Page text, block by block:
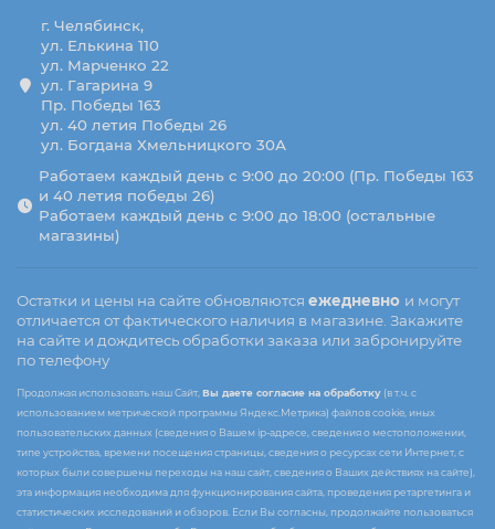
г. Челябинск,
ул. Елькина 110
ул. Марченко 22
ул. Гагарина 9
Пр. Победы 163
ул. 40 летия Победы 26
ул. Богдана Хмельницкого 30А
Работаем каждый день с 9:00 до 20:00 (Пр. Победы 163
и 40 летия победы 26)
Работаем каждый день с 9:00 до 18:00 (остальные
магазины)
Остатки и цены на сайте обновляются ежедневно и могут
отличается от фактического наличия в магазине. Закажите
на сайте и дождитесь обработки заказа или забронируйте
по телефону
Продолжая использовать наш Сайт, Вы даете согласие на обработку (в т.ч. с
использованием метрической программы Яндекс.Метрика) файлов cookie, иных
пользовательских данных (сведения о Вашем ip-адресе, сведения о местоположении,
типе устройства, времени посещения страницы, сведения о ресурсах сети Интернет, с
которых были совершены переходы на наш сайт, сведения о Ваших действиях на сайте),
эта информация необходима для функционирования сайта, проведения ретаргетинга и
статистических исследований и обзоров. Если Вы согласны, продолжайте пользоваться